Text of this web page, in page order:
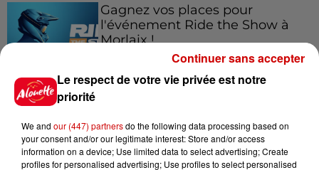
Gagnez vos places pour
l'événement Ride the Show à
Morlaix !
festival Marché Gourmand 2026
à Coulon !
Le respect de votre vie privée est notre
priorité
We and our (447) partnersdo the following data processing based on
your consent and/or our legitimate interest: Store and/or access
information on a device; Use limited data to select advertising; Create
profiles for personalised advertising; Use profiles to select personalised
Continuer sans accepter